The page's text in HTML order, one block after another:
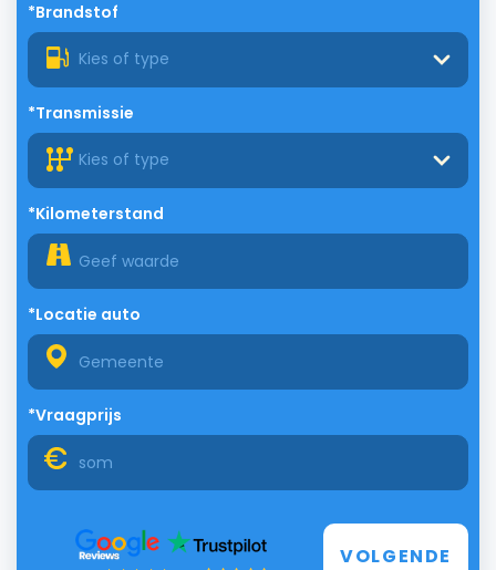
*Brandstof
Kies of type
*Transmissie
Kies of type
*Kilometerstand
*Locatie auto
*Vraagprijs
VOLGENDE